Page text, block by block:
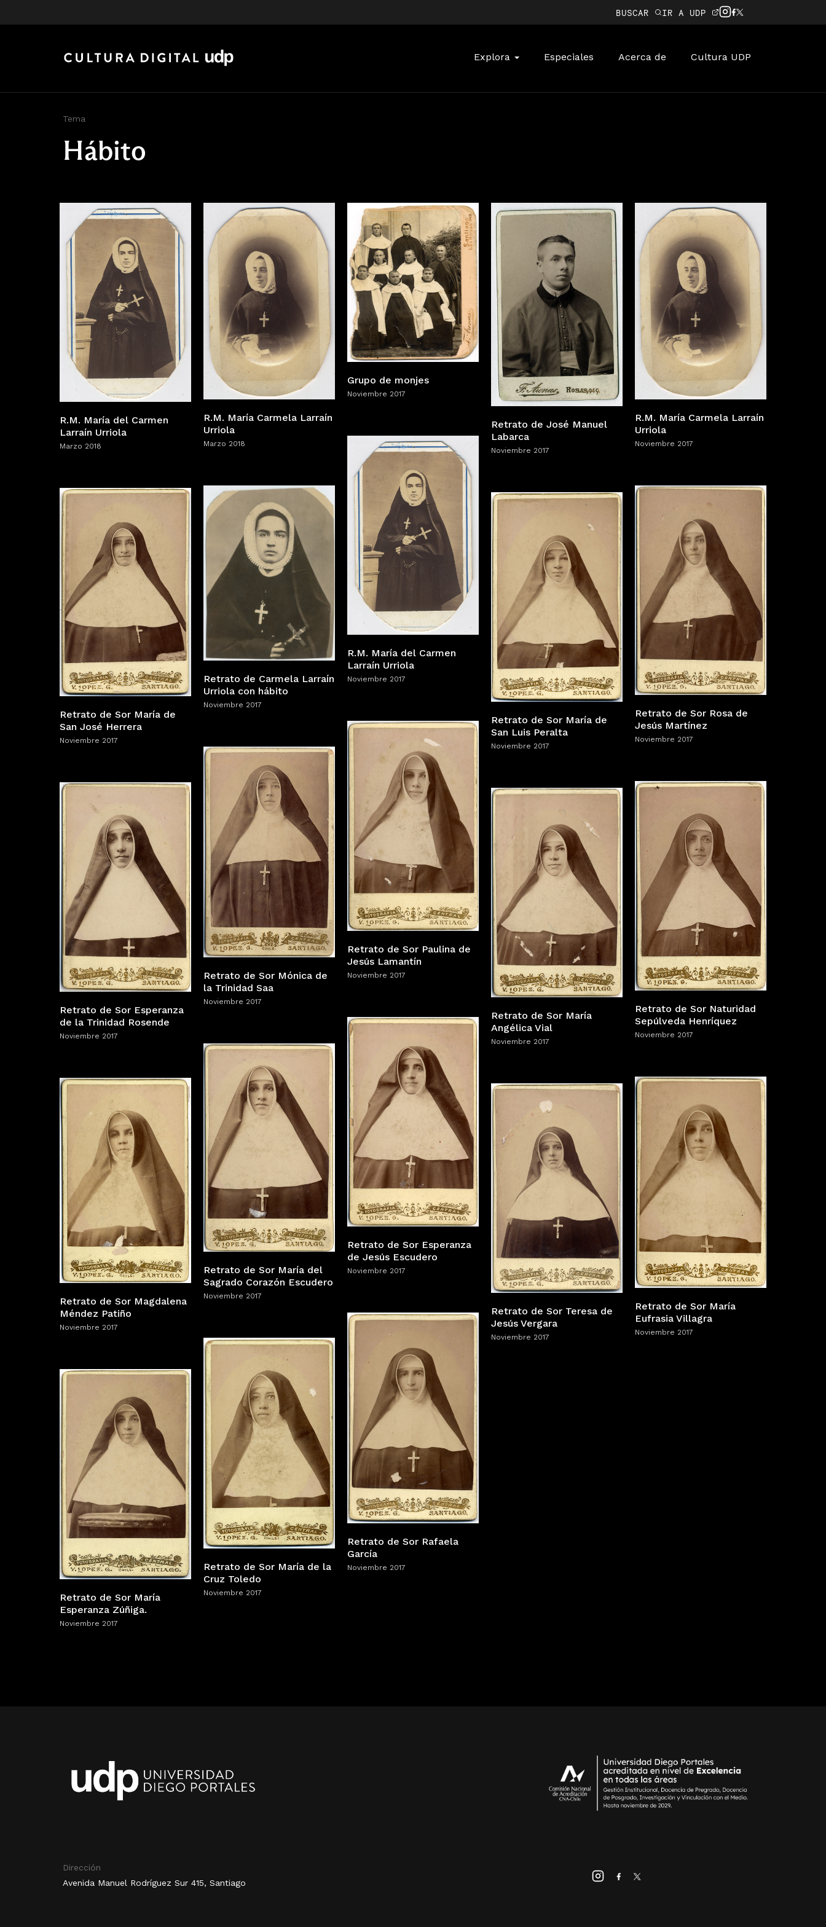
BUSCAR IR A UDP
Explora Especiales Acerca de Cultura UDP
Tema
Hábito
R.M. María del Carmen
Larraín Urriola
Marzo 2018
R.M. María Carmela Larraín
Urriola
Marzo 2018
Grupo de monjes
Noviembre 2017
Retrato de José Manuel
Labarca
Noviembre 2017
R.M. María Carmela Larraín
Urriola
Noviembre 2017
R.M. María del Carmen
Larraín Urriola
Noviembre 2017
Retrato de Carmela Larraín
Urriola con hábito
Noviembre 2017
Retrato de Sor Rosa de
Jesús Martínez
Noviembre 2017
Retrato de Sor María de
San José Herrera
Noviembre 2017
Retrato de Sor María de
San Luis Peralta
Noviembre 2017
Retrato de Sor Paulina de
Jesús Lamantín
Noviembre 2017
Retrato de Sor Mónica de
la Trinidad Saa
Noviembre 2017
Retrato de Sor Naturidad
Sepúlveda Henríquez
Noviembre 2017
Retrato de Sor Esperanza
de la Trinidad Rosende
Noviembre 2017
Retrato de Sor María
Angélica Vial
Noviembre 2017
Retrato de Sor Esperanza
de Jesús Escudero
Noviembre 2017
Retrato de Sor María del
Sagrado Corazón Escudero
Noviembre 2017
Retrato de Sor María
Eufrasia Villagra
Noviembre 2017
Retrato de Sor Magdalena
Méndez Patiño
Noviembre 2017
Retrato de Sor Teresa de
Jesús Vergara
Noviembre 2017
Retrato de Sor Rafaela
García
Noviembre 2017
Retrato de Sor María de la
Cruz Toledo
Noviembre 2017
Retrato de Sor María
Esperanza Zúñiga.
Noviembre 2017
Dirección
Avenida Manuel Rodríguez Sur 415, Santiago